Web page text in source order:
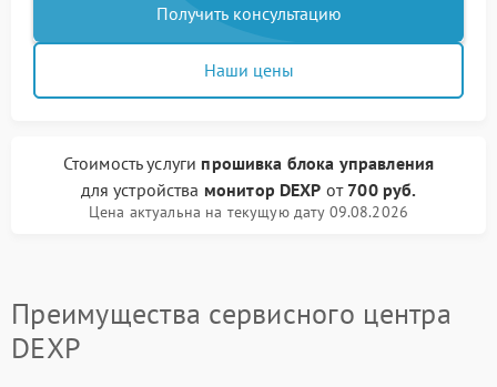
Получить консультацию
Наши цены
Стоимость услуги прошивка блока управления
для устройства монитор DEXP от 700 руб.
Цена актуальна на текущую дату 09.08.2026
Преимущества сервисного центра
DEXP